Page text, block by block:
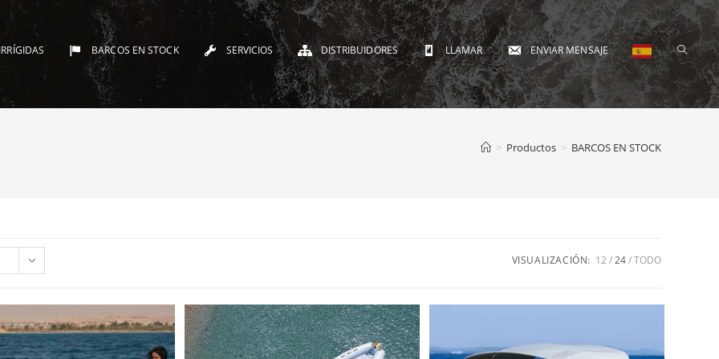
BARCOS EN STOCK SERVICIOS DISTRIBUIDORES LLAMAR ENVIAR MENSAJE
> Productos > BARCOS EN STOCK
VISUALIZACIÓN: 12 24 TODO